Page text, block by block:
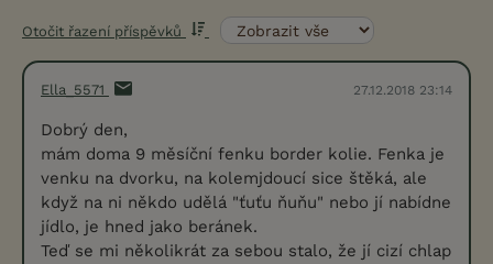
Otočit řazení příspěvků
Ella_5571 27.12.2018 23:14
Dobrý den,
mám doma 9 měsíční fenku border kolie. Fenka je
venku na dvorku, na kolemjdoucí sice štěká, ale
když na ni někdo udělá "ťuťu ňuňu" nebo jí nabídne
jídlo, je hned jako beránek.
Teď se mi několikrát za sebou stalo, že jí cizí chlap